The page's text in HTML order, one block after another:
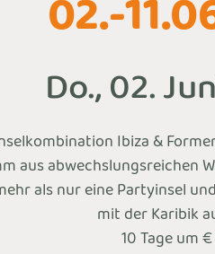
02.-
Do., 02.
Ibiza &
aus abwechslungsreichen
als nur eine Partyinsel
mit der Karibik
10 Tage um